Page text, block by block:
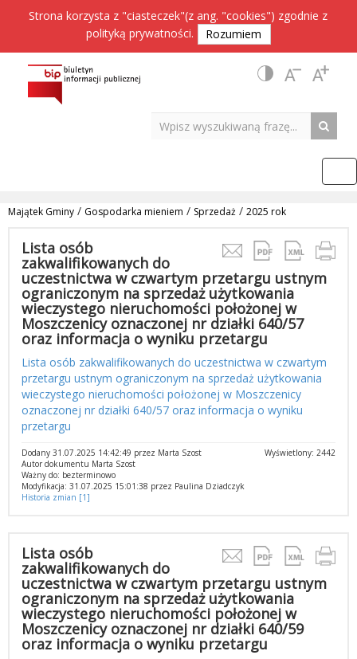
Strona korzysta z "ciasteczek"(z ang. "cookies") zgodnie z
polityką prywatności. Rozumiem
Majątek Gminy / Gospodarka mieniem / Sprzedaż / 2025 rok
Lista osób
zakwalifikowanych do
uczestnictwa w czwartym przetargu ustnym
ograniczonym na sprzedaż użytkowania
wieczystego nieruchomości położonej w
Moszczenicy oznaczonej nr działki 640/57
oraz informacja o wyniku przetargu
Lista osób zakwalifikowanych do uczestnictwa w czwartym
przetargu ustnym ograniczonym na sprzedaż użytkowania
wieczystego nieruchomości położonej w Moszczenicy
oznaczonej nr działki 640/57 oraz informacja o wyniku
przetargu
Wyświetlony: 2442
Dodany 31.07.2025 14:42:49 przez Marta Szost
Autor dokumentu Marta Szost
Ważny do: bezterminowo
Modyfikacja: 31.07.2025 15:01:38 przez Paulina Dziadczyk
Historia zmian [1]
Lista osób
zakwalifikowanych do
uczestnictwa w czwartym przetargu ustnym
ograniczonym na sprzedaż użytkowania
wieczystego nieruchomości położonej w
Moszczenicy oznaczonej nr działki 640/59
oraz informacja o wyniku przetargu